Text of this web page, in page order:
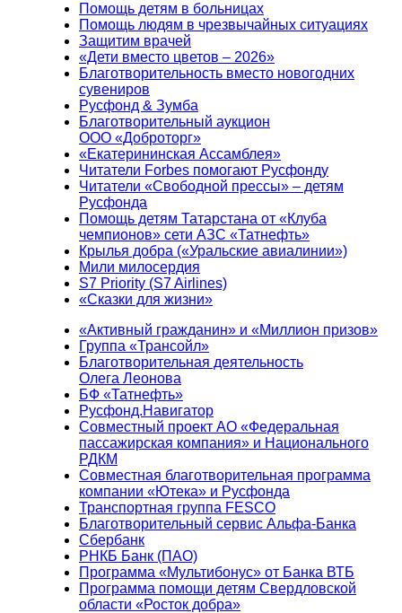
Помощь детям в больницах
Помощь людям в чрезвычайных ситуациях
Защитим врачей
«Дети вместо цветов – 2026»
Благотворительность вместо новогодних
сувениров
Русфонд & Зумба
Благотворительный аукцион
ООО «Доброторг»
«Екатерининская Ассамблея»
Читатели Forbes помогают Русфонду
Читатели «Свободной прессы» – детям
Русфонда
Помощь детям Татарстана от «Клуба
чемпионов» сети АЗС «Татнефть»
Крылья добра («Уральские авиалинии»)
Мили милосердия
S7 Priority (S7 Airlines)
«Сказки для жизни»
«Активный гражданин» и «Миллион призов»
Группа «Трансойл»
Благотворительная деятельность
Олега Леонова
БФ «Татнефть»
Русфонд.Навигатор
Совместный проект АО «Федеральная
пассажирская компания» и Национального
РДКМ
Совместная благотворительная программа
компании «Ютека» и Русфонда
Транспортная группа FESCO
Благотворительный сервис Альфа-Банка
Сбербанк
РНКБ Банк (ПАО)
Программа «Мультибонус» от Банка ВТБ
Программа помощи детям Свердловской
области «Росток добра»